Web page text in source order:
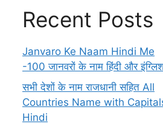
Recent Posts
Janvaro Ke Naam Hindi Me
-100 जानवरों के नाम हिंदी और
सभी देशों के नाम राजधानी सहित All
Countries Name with
Hindi